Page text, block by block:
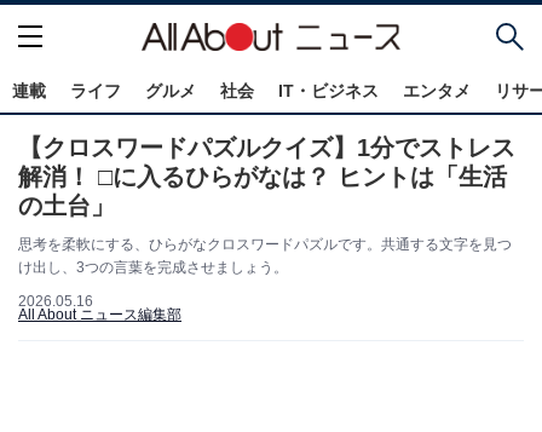
連載 ライフ グルメ 社会 IT・ビジネス エンタメ リサ
【クロスワードパズルクイズ】1分でストレス
解消！ □に入るひらがなは？ ヒントは「生活
の土台」
思考を柔軟にする、ひらがなクロスワードパズルです。共通する文字を見つ
け出し、3つの言葉を完成させましょう。
2026.05.16
All About ニュース編集部